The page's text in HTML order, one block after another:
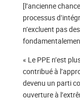
[l’ancienne
processus
n’excluent pas
« Le PPE n’est
contribué à
devenu un parti
ouverture à